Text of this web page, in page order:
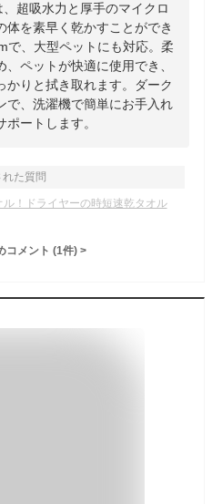
超吸水力と厚手のマイクロ
体を素早く乾かすことができ
で、大型ペットにも対応。柔
ペットが快適に使用でき、
かりと拭き取れます。ダーク
で、洗濯機で簡単にお手入れ
ートします。
れた質問
！ドライヤーの時短速乾タオル
コメント (1件) >